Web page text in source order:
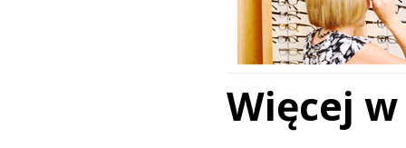
Więcej